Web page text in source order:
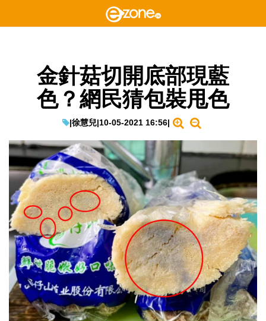
金針菇切開底部現藍
色？網民猜包裝甩色
|徐慧兒|10-05-2021 16:56|